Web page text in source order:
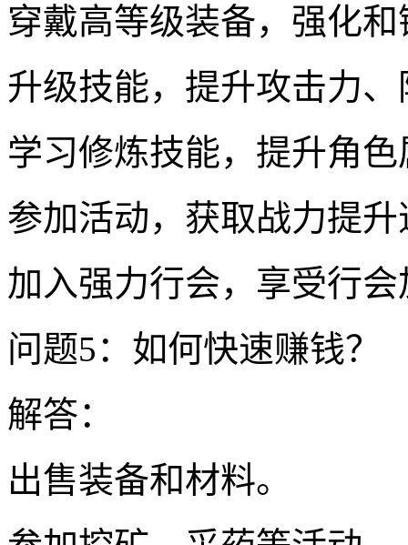
穿戴高等级装备，强化
升级技能，提升攻击力
学习修炼技能，提升角色
参加活动，获取战力提升
加入强力行会，享受行
问题5：如何快速赚钱？
解答：
出售装备和材料。